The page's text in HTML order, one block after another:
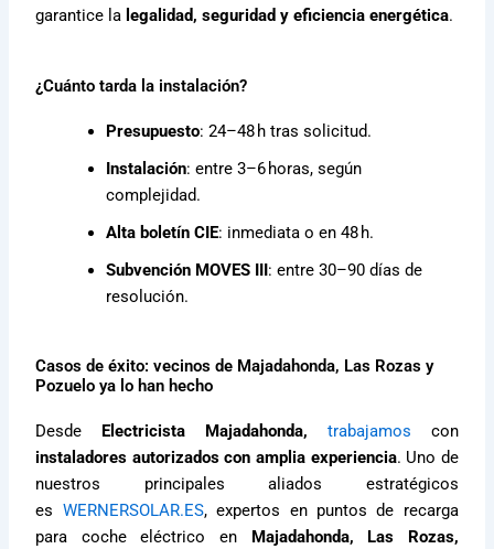
garantice la legalidad, seguridad y eficiencia energética.
¿Cuánto tarda la instalación?
Presupuesto: 24–48 h tras solicitud.
Instalación: entre 3–6 horas, según
complejidad.
Alta boletín CIE: inmediata o en 48 h.
Subvención MOVES III : entre 30–90 días de
resolución.
Casos de éxito: vecinos de Majadahonda, Las Rozas y
Pozuelo ya lo han hecho
Desde Electricista Majadahonda, trabajamos con
instaladores autorizados con amplia experiencia. Uno de
nuestros principales aliados estratégicos
es WERNERSOLAR.ES, expertos en puntos de recarga
para coche eléctrico en Majadahonda, Las Rozas,